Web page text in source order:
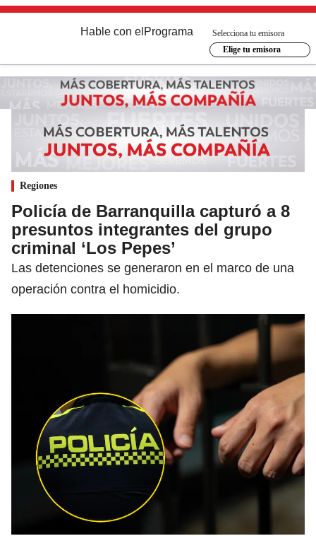
Hable con el Programa
Selecciona tu emisora
Elige tu emisora
Regiones
Policía de Barranquilla capturó a 8
presuntos integrantes del grupo
criminal ‘Los Pepes’
Las detenciones se generaron en el marco de una
operación contra el homicidio.